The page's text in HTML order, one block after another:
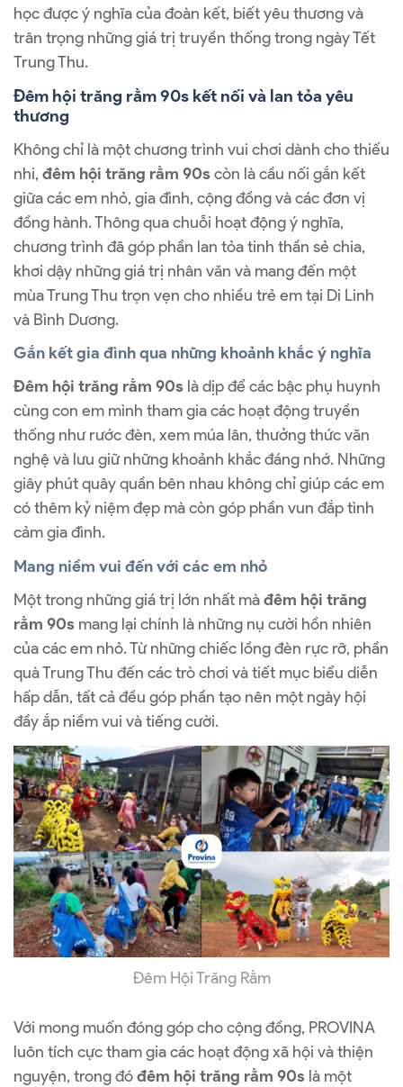
học được ý nghĩa của đoàn kết, biết yêu thương và
trân trọng những giá trị truyền thống trong ngày Tết
Trung Thu.
Đêm hội trăng rằm 90s kết nối và lan tỏa yêu
thương
Không chỉ là một chương trình vui chơi dành cho thiếu
nhi,đêm hội trăng rằm 90scòn là cầu nối gắn kết
giữa các em nhỏ, gia đình, cộng đồng và các đơn vị
đồng hành. Thông qua chuỗi hoạt động ý nghĩa,
chương trình đã góp phần lan tỏa tinh thần sẻ chia,
khơi dậy những giá trị nhân văn và mang đến một
mùa Trung Thu trọn vẹn cho nhiều trẻ em tại Di Linh
và Bình Dương.
Gắn kết gia đình qua những khoảnh khắc ý nghĩa
Đêm hội trăng rằm 90s là dịp để các bậc phụ huynh
cùng con em mình tham gia các hoạt động truyền
thống như rước đèn, xem múa lân, thưởng thức văn
nghệ và lưu giữ những khoảnh khắc đáng nhớ. Những
giây phút quây quần bên nhau không chỉ giúp các em
có thêm kỷ niệm đẹp mà còn góp phần vun đắp tình
cảm gia đình.
Mang niềm vui đến với các em nhỏ
Một trong những giá trị lớn nhất màđêm hội trăng
rằm 90s mang lại chính là những nụ cười hồn nhiên
của các em nhỏ. Từ những chiếc lồng đèn rực rỡ, phần
quà Trung Thu đến các trò chơi và tiết mục biểu diễn
hấp dẫn, tất cả đều góp phần tạo nên một ngày hội
đầy ắp niềm vui và tiếng cười.
Đêm Hội Trăng Rằm
Với mong muốn đóng góp cho cộng đồng, PROVINA
luôn tích cực tham gia các hoạt động xã hội và thiện
nguyện, trong đóđêm hội trăng rằm 90s là một